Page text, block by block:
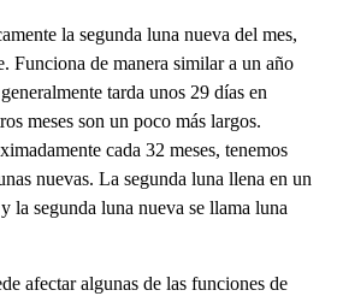
la segunda luna nueva del mes,
Funciona de manera similar a un año
tarda unos 29 días en
meses son un poco más largos.
cada 32 meses, tenemos
nuevas. La segunda luna llena en un
la segunda luna nueva se llama luna
afectar algunas de las funciones de